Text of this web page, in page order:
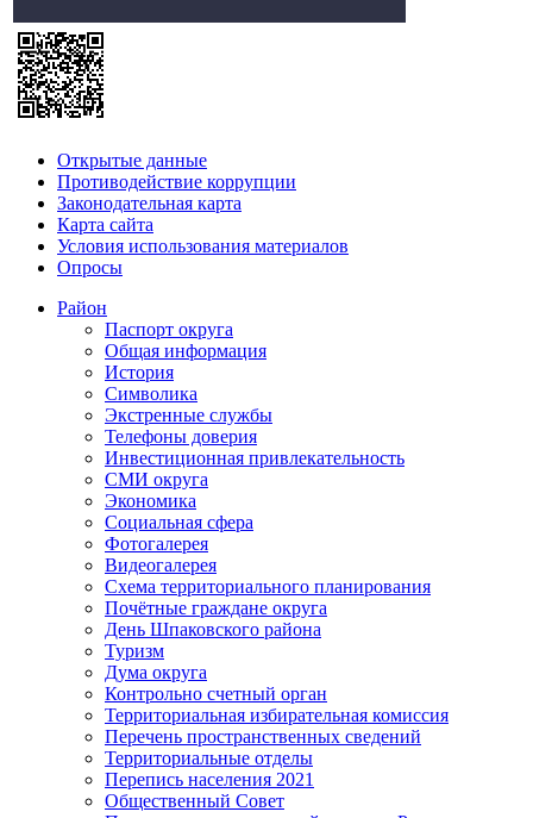
Открытые данные
Противодействие коррупции
Законодательная карта
Карта сайта
Условия использования материалов
Опросы
Район
Паспорт округа
Общая информация
История
Символика
Экстренные службы
Телефоны доверия
Инвестиционная привлекательность
СМИ округа
Экономика
Социальная сфера
Фотогалерея
Видеогалерея
Схема территориального планирования
Почётные граждане округа
День Шпаковского района
Туризм
Дума округа
Контрольно счетный орган
Территориальная избирательная комиссия
Перечень пространственных сведений
Территориальные отделы
Перепись населения 2021
Общественный Совет